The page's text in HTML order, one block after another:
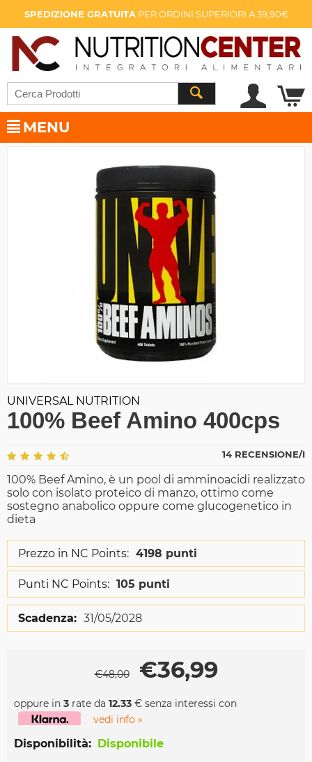
SPEDIZIONE GRATUITAPER ORDINI SUPERIORI A 39,90€
MENU
UNIVERSAL NUTRITION
100% Beef Amino 400cps
14 RECENSIONE/I
100% Beef Amino, è un pool di amminoacidi realizzato
solo con isolato proteico di manzo, ottimo come
sostegno anabolico oppure come glucogenetico in
dieta
Prezzo in NC Points: 4198 punti
Punti NC Points: 105 punti
Scadenza: 31/05/2028
€48,00 €36,99
oppure in 3 rate da 12.33 € senza interessi con
vedi info »
Disponibilità: Disponibile